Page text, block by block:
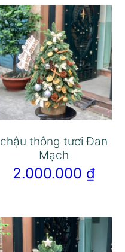
chậu thông tươi Đan
Mạch
2.000.000 ₫